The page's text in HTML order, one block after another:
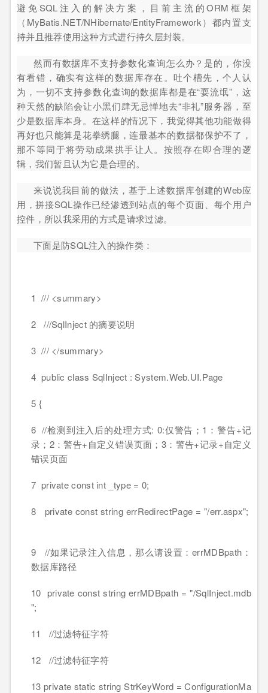
避免SQL注入的解决方案，目前主流的ORM框架
（MyBatis.NET/NHibernate/EntityFramework）都内置支
持并且推荐使用这种方式进行持久层封装。
然而有数据库不支持参数化查询怎么办？是的，你没
有看错，确实有这样的数据库存在。吐个槽先，个人认
为，一切不支持参数化查询的数据库都是在“耍流氓”，这
种天然的缺陷会让小黑们肆无忌惮地去“非礼”服务器，至
少是数据库本身。在这样的情况下，我觉得其他功能做得
再好也只能算是花拳绣腿，连最基本的数据都保护不了，
那不等同于将劳动成果拱手让人。按照存在即合理的逻
辑，我们暂且认为它是合理的。
来说说我目前的做法，基于上述数据库创建的Web应
用，拼接SQL操作已经渗透到站点的每个页面、每个用户
控件，所以我采用的方式是请求过滤。
下面是防SQL注入的操作类：
1 /// <summary>
2 ///SqlInject 的摘要说明
3 /// </summary>
4 public class SqlInject : System.Web.UI.Page
5 {
6 //检测到注入后的处理方式: 0:仅警告；1：警告+记
录；2：警告+自定义错误页面；3：警告+记录+自定义
错误页面
7 private const int _type = 0;
8 private const string errRedirectPage = "/err.aspx";
9 //如果记录注入信息，那么请设置：errMDBpath：
数据库路径
10 private const string errMDBpath = "/SqlInject.mdb
";
11 //过滤特征字符
12 //过滤特征字符
13 private static string StrKeyWord = ConfigurationMa